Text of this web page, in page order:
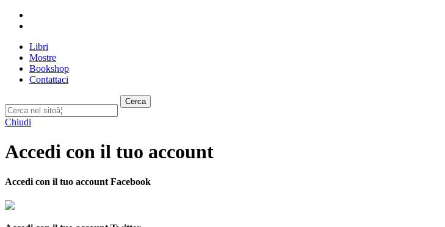
Libri
Mostre
Bookshop
Contattaci
Cerca
Chiudi
Accedi con il tuo account
Accedi con il tuo account Facebook